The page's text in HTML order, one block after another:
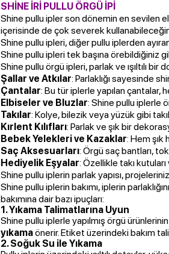
SHİNE İRİ PULLU ÖRGÜ İPİ
Shine pullu ipler son dönemin en sevilen
içerisinde de çok severek
Shine pullu ipleri, diğer pullu iplerden
Shine pullu ipleri tek başına örebildiğiniz
Shine pullu örgü ipleri, parlak ve ışıltılı
Şallar ve Atkılar: Parlaklığı sayesinde
Çantalar: Bu tür iplerle yapılan çantalar,
Elbiseler ve Bluzlar: Shine pullu iplerle
Takılar: Kolye, bilezik veya yüzük gibi
Kırlent Kılıfları: Parlak ve şık bir
Bebek Yelekleri ve Kazaklar: Hem
Saç Aksesuarları: Örgü saç bantları,
Hediyelik Eşyalar: Özellikle takı
Shine pullu iplerin parlak yapısı,
Shine pullu iplerin bakımı, iplerin
bakımına dair bazı ipuçları:
1.Yıkama Talimatlarına Uyun
Shine pullu iplerle yapılmış örgü
yıkamaönerir. Etiket üzerindeki bakım
2.Soğuk Su ile Yıkama